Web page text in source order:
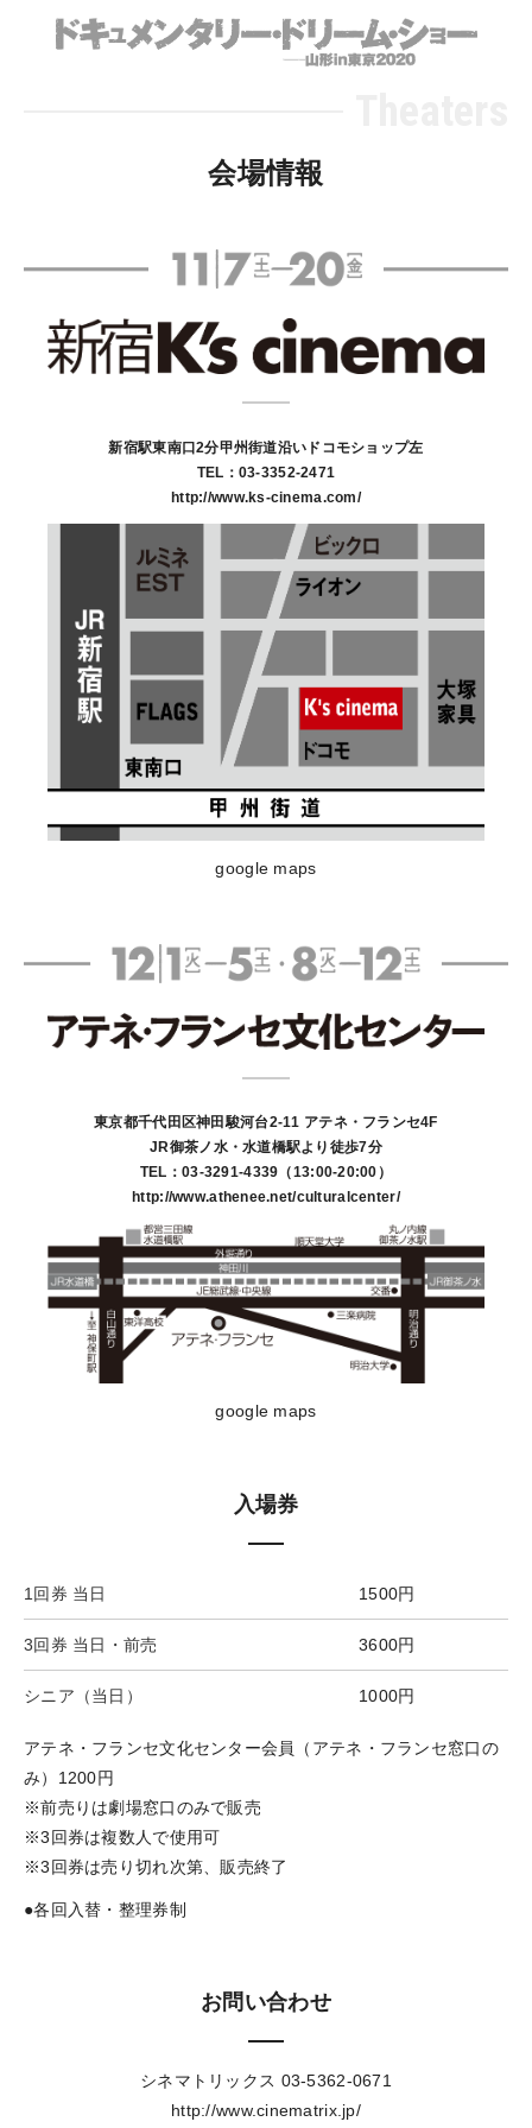
ドキュ
会場情報
新宿駅東南口2分甲州街道沿いドコモショップ左
TEL：03-3352-2471
http://www.ks-cinema.com/
google maps
東京都千代田区神田駿河台2-11 アテネ・フランセ4F
JR御茶ノ水・水道橋駅より徒歩7分
TEL：03-3291-4339（13:00-20:00）
http://www.athenee.net/culturalcenter/
google maps
入場券
1回券 当日 1500円
3回券 当日・前売 3600円
シニア（当日） 1000円
アテネ・フランセ文化センター会員（アテネ・フランセ窓口の
み）1200円
※前売りは劇場窓口のみで販売
※3回券は複数人で使用可
※3回券は売り切れ次第、販売終了
●各回入替・整理券制
お問い合わせ
シネマトリックス 03-5362-0671
http://www.cinematrix.jp/